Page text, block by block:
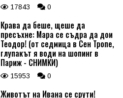
17843 0
Крава да беше, щеше да
пресъхне: Мара се съдра да дои
Теодор! (от седмица в Сен Тропе,
глупакът я води на шопинг в
Париж - СНИМКИ)
15953 0
Животът на Ивана се срути!